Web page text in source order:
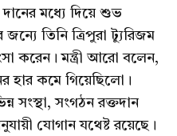
মধ্যে দিয়ে শুভ
তিনি ত্রিপুরা ট্যুরিজম
করেন। মন্ত্রী আরো বলেন,
হার কমে গিয়েছিলো।
সংস্থা, সংগঠন রক্তদান
যোগান যথেষ্ট রয়েছে।